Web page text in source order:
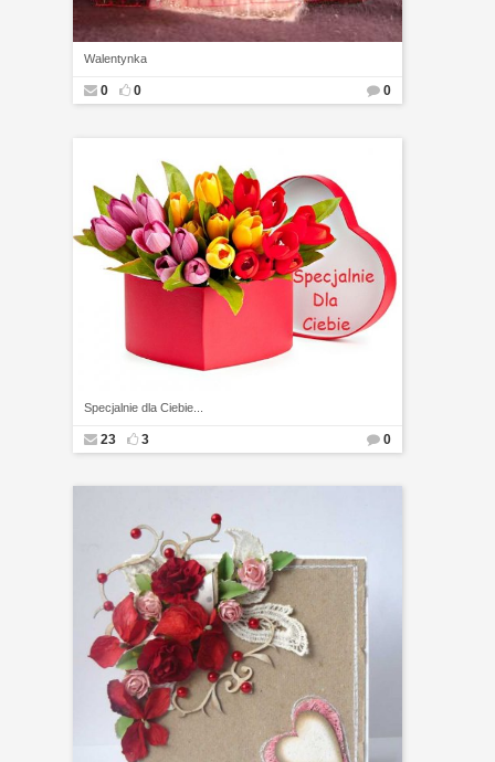
Walentynka
0 0 0
Specjalnie dla Ciebie...
23 3 0